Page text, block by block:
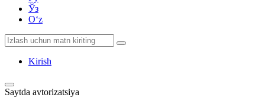
Ўз
Oʻz
Kirish
Saytda avtorizatsiya